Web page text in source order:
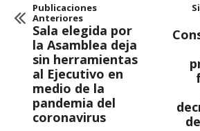
Publicaciones
Anteriores
Sala elegida por
la Asamblea deja
sin herramientas
al Ejecutivo en
medio de la
pandemia del
coronavirus